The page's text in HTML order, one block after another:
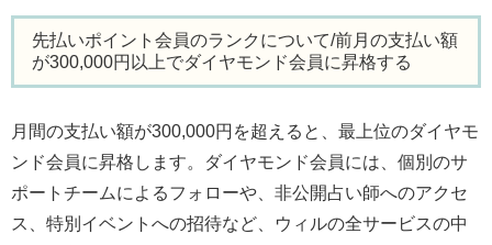
先払いポイント会員のランクについて/前月の支払い額
が300,000円以上でダイヤモンド会員に昇格する
月間の支払い額が300,000円を超えると、最上位のダイヤモ
ンド会員に昇格します。ダイヤモンド会員には、個別のサ
ポートチームによるフォローや、非公開占い師へのアクセ
ス、特別イベントへの招待など、ウィルの全サービスの中